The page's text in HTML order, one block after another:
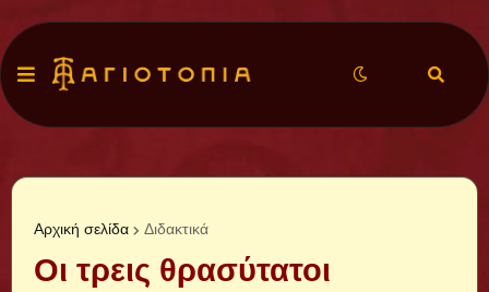
Αρχική σελίδα Διδακτικά
Οι τρεις θρασύτατοι